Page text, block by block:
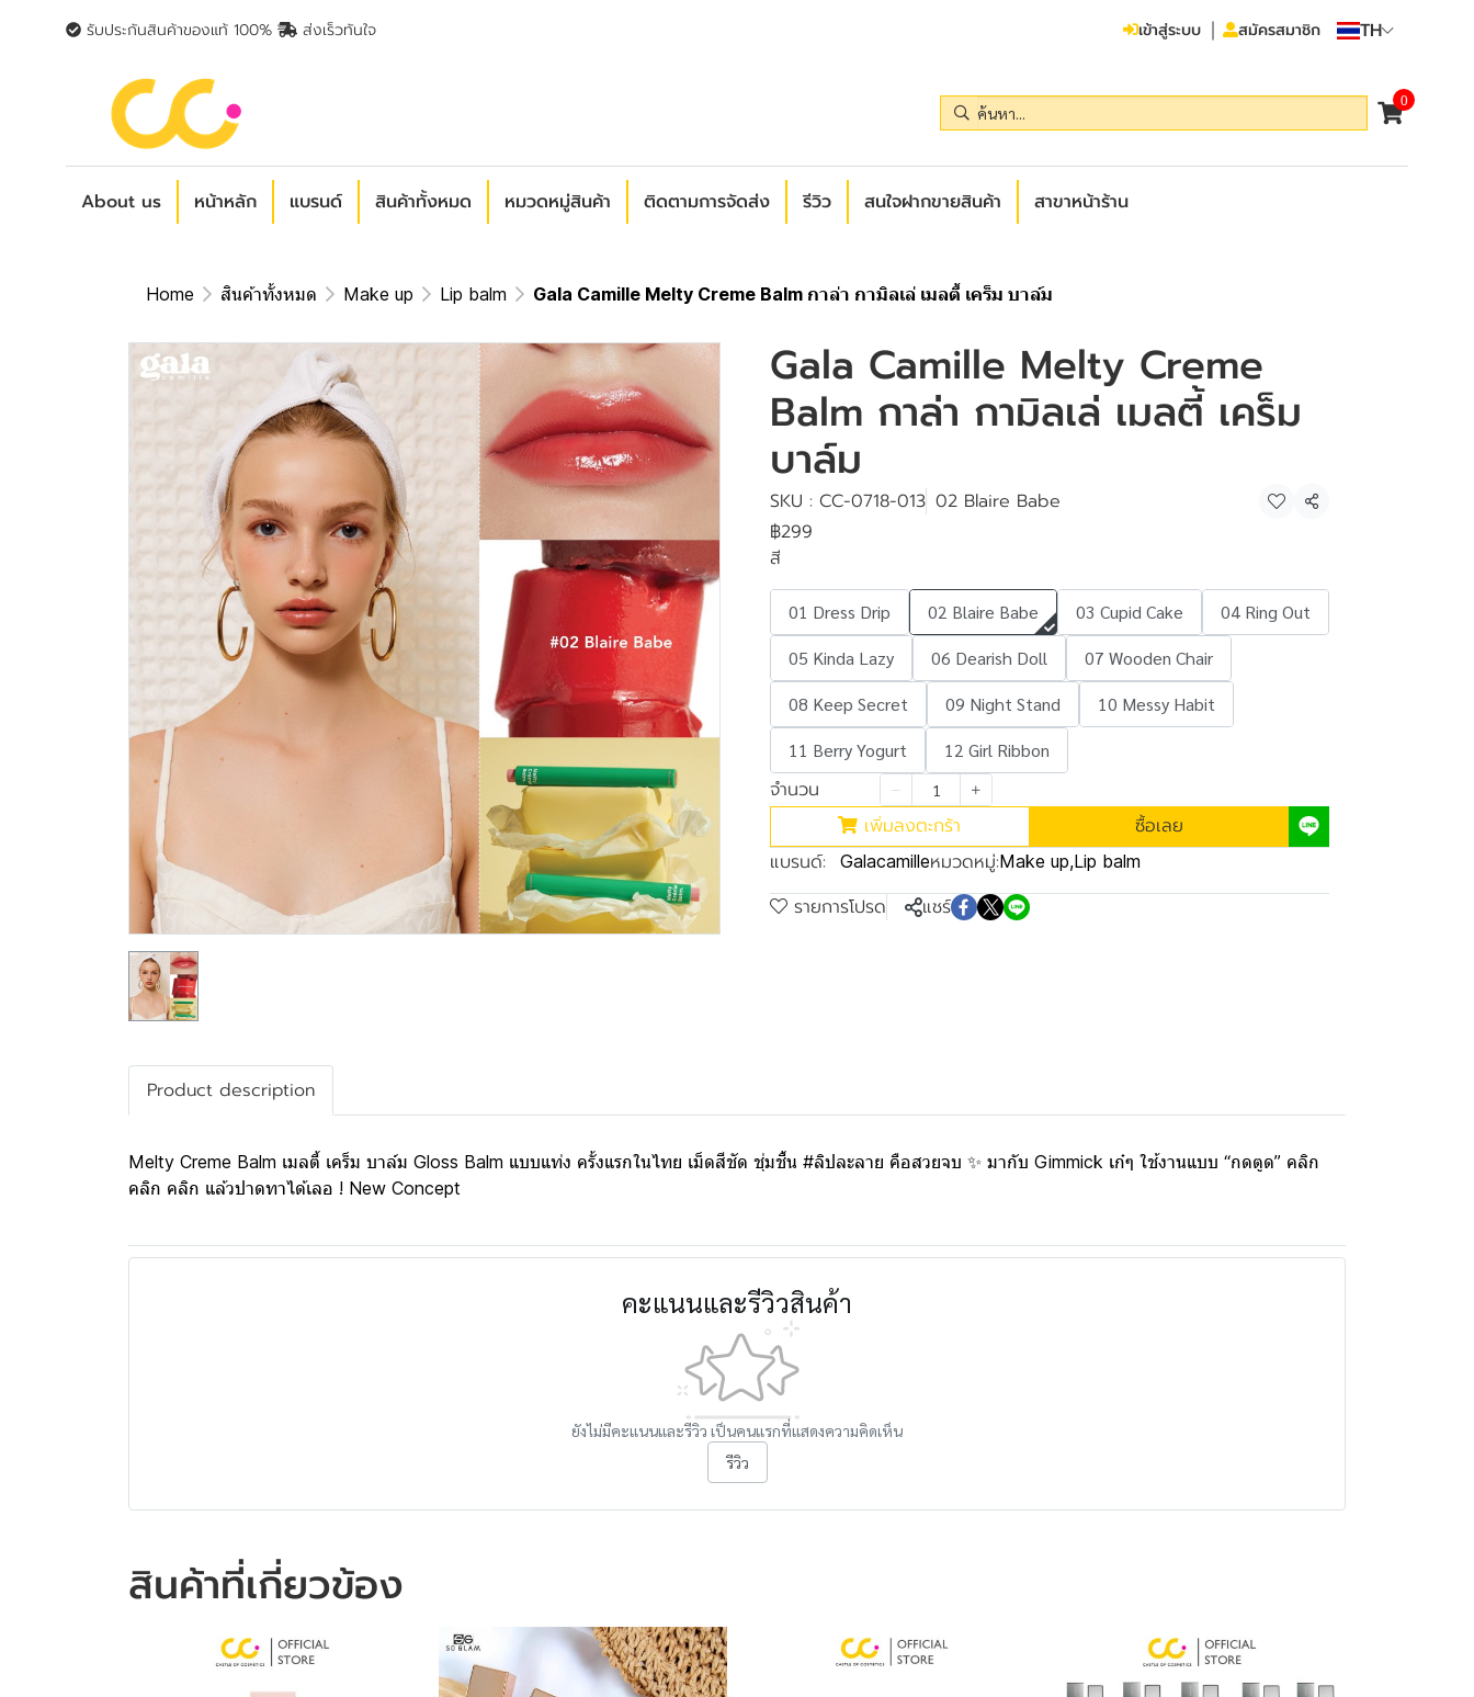
รับประกันสินค้าของแท้ 100% ส่งเร็วทันใจ เข้าสู่ระบบ สมัครสมาชิก TH
0
About us หน้าหลัก แบรนด์ สินค้าทั้งหมด หมวดหมู่สินค้า ติดตามการจัดส่ง รีวิว สนใจฝากขายสินค้า สาขาหน้าร้าน
Home สินค้าทั้งหมด Make up Lip balm Gala Camille Melty Creme Balm กาล่า กามิลเล่ เมลตี้ เคร็ม บาล์ม
Gala Camille Melty Creme
Balm กาล่า กามิลเล่ เมลตี้ เคร็ม
บาล์ม
SKU : CC-0718-013 02 Blaire Babe
แชร์
฿299
สี
01 Dress Drip 02 Blaire Babe 03 Cupid Cake
04 Ring Out
05 Kinda Lazy
06 Dearish Doll
07 Wooden Chair
08 Keep Secret
09 Night Stand
10 Messy Habit
11 Berry Yogurt
12 Girl Ribbon
จำนวน
เพิ่มลงตะกร้า
ซื้อเลย
แบรนด์:
Galacamilleหมวดหมู่:Make up,Lip balm
รายการโปรด แชร์
Product description
Melty Creme Balm เมลตี้ เคร็ม บาล์ม Gloss Balm แบบแท่ง ครั้งแรกในไทย เม็ดสีชัด ชุ่มชื้น #ลิปละลาย คือสวยจบ ✨ มากับ Gimmick เก๋ๆ ใช้งานแบบ “กดตูด” คลิก
คลิก คลิก แล้วปาดทาได้เลอ ! New Concept
คะแนนและรีวิวสินค้า
ยังไม่มีคะแนนและรีวิว เป็นคนแรกที่แสดงความคิดเห็น
รีวิว
สินค้าที่เกี่ยวข้อง